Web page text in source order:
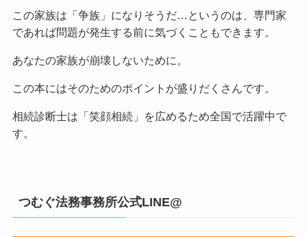
この家族は「争族」になりそうだ…というのは、専門家
であれば問題が発生する前に気づくこともできます。
あなたの家族が崩壊しないために。
この本にはそのためのポイントが盛りだくさんです。
相続診断士は「笑顔相続」を広めるため全国で活躍中で
す。
つむぐ法務事務所公式LINE@